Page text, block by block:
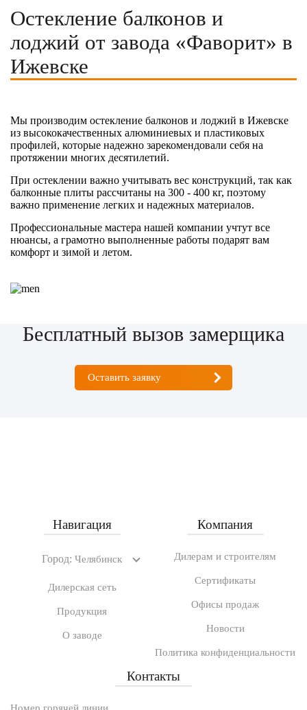
Остекление балконов и
лоджий от завода «Фаворит» в
Ижевске
Мы производим остекление балконов и лоджий в Ижевске
из высококачественных алюминиевых и пластиковых
профилей, которые надежно зарекомендовали себя на
протяжении многих десятилетий.
При остеклении важно учитывать вес конструкций, так как
балконные плиты рассчитаны на 300 - 400 кг, поэтому
важно применение легких и надежных материалов.
Профессиональные мастера нашей компании учтут все
нюансы, а грамотно выполненные работы подарят вам
комфорт и зимой и летом.
Бесплатный вызов замерщика
Оставить заявку
Навигация
Город: Челябинск
Дилерская сеть
Продукция
О заводе
Компания
Дилерам и строителям
Сертификаты
Офисы продаж
Новости
Политика конфиденциальности
Контакты